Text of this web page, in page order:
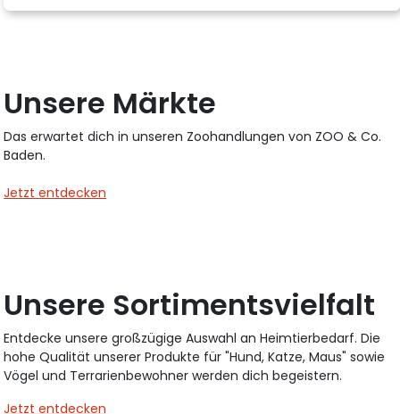
Unsere Märkte
Das erwartet dich in unseren Zoohandlungen von ZOO & Co.
Baden.
Jetzt entdecken
Unsere Sortimentsvielfalt
Entdecke unsere großzügige Auswahl an Heimtierbedarf. Die
hohe Qualität unserer Produkte für "Hund, Katze, Maus" sowie
Vögel und Terrarienbewohner werden dich begeistern.
Jetzt entdecken